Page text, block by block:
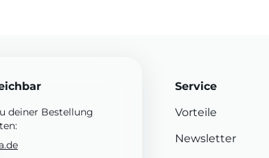
deiner Bestellung
Service
Vorteile
Newsletter